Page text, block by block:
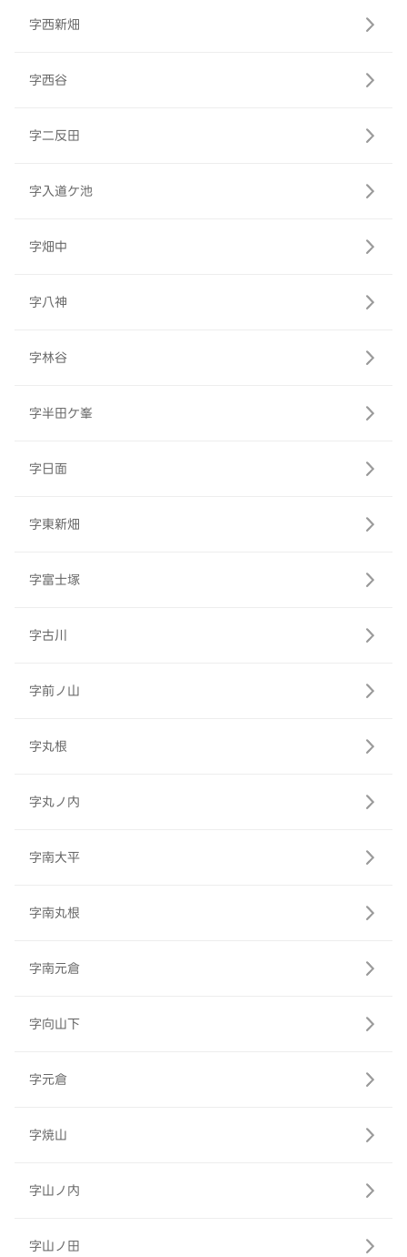
字西新畑
字西谷
字二反田
字入道ケ池
字畑中
字八神
字林谷
字半田ケ峯
字日面
字東新畑
字富士塚
字古川
字前ノ山
字丸根
字丸ノ内
字南大平
字南丸根
字南元倉
字向山下
字元倉
字焼山
字山ノ内
字山ノ田